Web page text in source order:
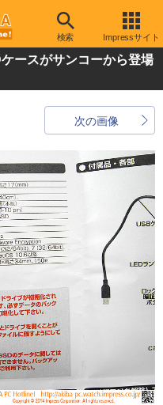
検索 Impressサイト
ースがサンコーから登場
次の画像